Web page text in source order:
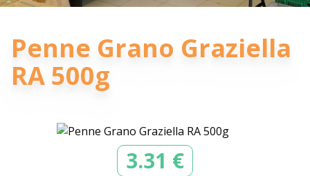
Penne Grano Graziella
RA 500g
3.31 €